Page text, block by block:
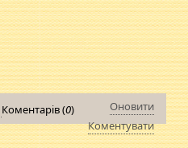
Коментарів (0)
Оновити
Коментувати